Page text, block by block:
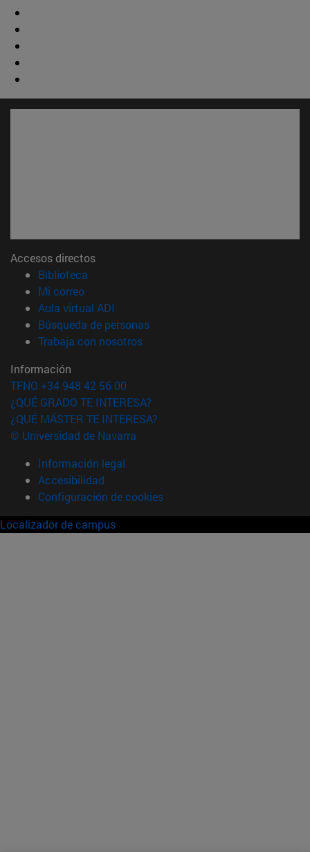
Accesos directos
Biblioteca
Mi correo(abre en nueva ventana)
Aula virtual ADI
Búsqueda de personas(abre en nueva ventana)
Trabaja con nosotros(abre en nueva ventana)
Información
TFNO +34 948 42 56 00
¿QUÉ GRADO TE INTERESA?
¿QUÉ MÁSTER TE INTERESA?
© Universidad de Navarra
Información legal
Accesibilidad
Configuración de cookies
Localizador de campus